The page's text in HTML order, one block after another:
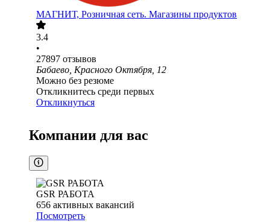
МАГНИТ, Розничная сеть. Магазины продуктов
3.4
•
27897 отзывов
Бабаево, Красного Октября, 12
Можно без резюме
Откликнитесь среди первых
Откликнуться
Компании для вас
GSR РАБОТА
656 активных вакансий
Посмотреть